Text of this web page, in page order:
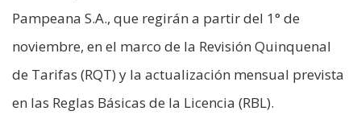
Pampeana S.A., que regirán a partir del 1° de
noviembre, en el marco de la Revisión Quinquenal
de Tarifas (RQT) y la actualización mensual prevista
en las Reglas Básicas de la Licencia (RBL).